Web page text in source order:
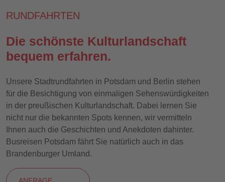
RUNDFAHRTEN
Die schönste Kulturlandschaft
bequem erfahren.
Unsere Stadtrundfahrten in Potsdam und Berlin stehen
für die Besichtigung von einmaligen Sehenswürdigkeiten
in der preußischen Kulturlandschaft. Dabei lernen Sie
nicht nur die bekannten Spots kennen, wir vermitteln
Ihnen auch die Geschichten und Anekdoten dahinter.
Busreisen Potsdam fährt Sie natürlich auch in das
Brandenburger Umland.